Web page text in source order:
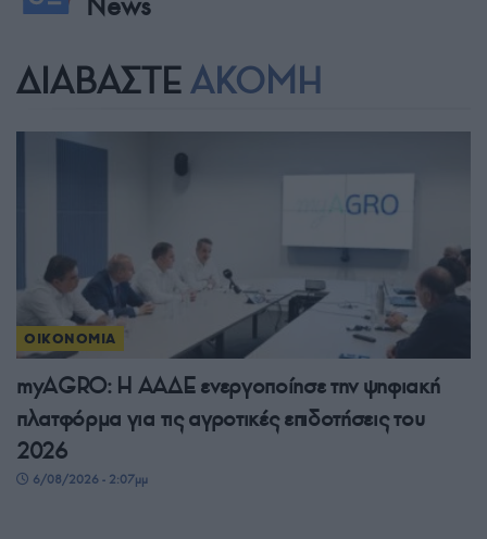
ΔΙΑΒΑΣΤΕ ΑΚΟΜΗ
ΟΙΚΟΝΟΜΙΑ
myAGRO: Η ΑΑΔΕ ενεργοποίησε την ψηφιακή
πλατφόρμα για τις αγροτικές επιδοτήσεις του
2026
6/08/2026 - 2:07μμ